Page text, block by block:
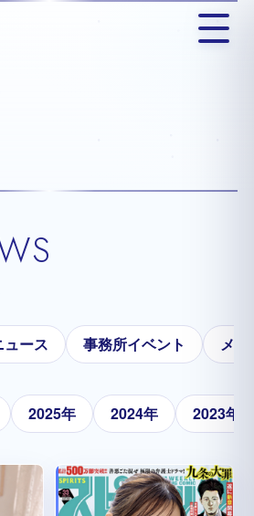
ュース 事務所イベント メ
2025年 2024年 2023年